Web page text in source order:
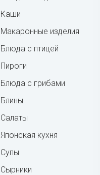
Каши
Макаронные изделия
Блюда с птицей
Пироги
Блюда с грибами
Блины
Салаты
Японская кухня
Супы
Сырники